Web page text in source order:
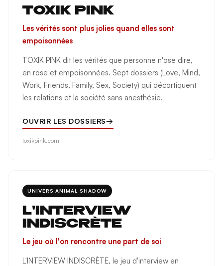
TOXIK PINK
Les vérités sont plus jolies quand elles sont
empoisonnées
TOXIK PINK dit les vérités que personne n'ose dire,
en rose et empoisonnées. Sept dossiers (Love, Mind,
Work, Friends, Family, Sex, Society) qui décortiquent
les relations et la société sans anesthésie.
OUVRIR LES DOSSIERS→
toxikpink.com
UNIVERS ANIMAL SHADOW
L'INTERVIEW
INDISCRÈTE
Le jeu où l'on rencontre une part de soi
L'INTERVIEW INDISCRÈTE, le jeu d'interview en